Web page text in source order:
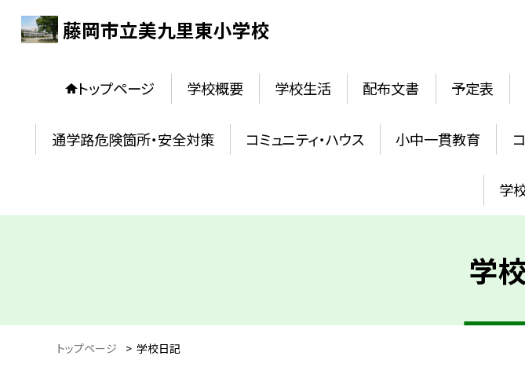
藤岡市立美九里東小学校
トップページ 学校概要 学校生活 配布文書 予定表
通学路危険箇所・安全対策 コミュニティ・ハウス 小中一貫教育
学
学
トップページ > 学校日記